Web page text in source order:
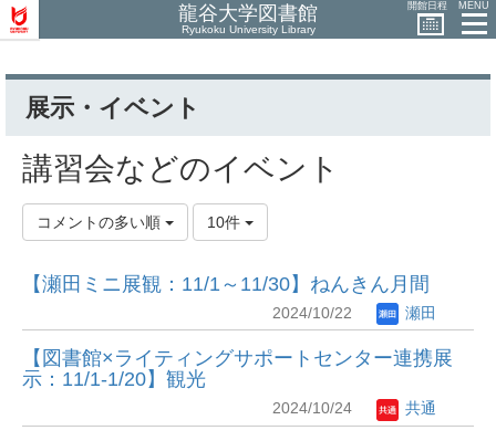
龍谷大学図書館
Ryukoku University Library
開館日程 MENU
展示・イベント
講習会などのイベント
コメントの多い順 10件
【瀬田ミニ展観：11/1～11/30】ねんきん月間
2024/10/22 瀬田
【図書館×ライティングサポートセンター連携展
示：11/1-1/20】観光
2024/10/24 共通